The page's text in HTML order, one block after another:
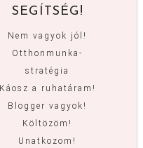
SEGÍTSÉG!
Nem vagyok jól!
Otthonmunka-
stratégia
Káosz a ruhatáram!
Blogger vagyok!
Költözöm!
Unatkozom!